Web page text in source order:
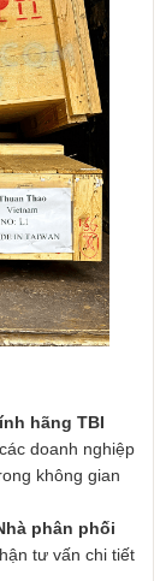
hãng TBI
doanh nghiệp
không gian
phân phối
tư vấn chi tiết